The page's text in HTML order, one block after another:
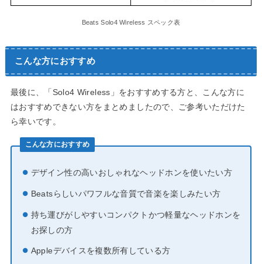
Beats Solo4 Wireless スペック表
こんな方におすすめ
最後に、「Solo4 Wireless」をおすすめする方と、こんな方に
はおすすめできない方をまとめましたので、ご参考いただけた
ら幸いです。
こんな方におすすめ
デザイン性の高いおしゃれなヘッドホンを使いたい方
Beatsらしいパワフルな音質で音楽を楽しみたい方
持ち運びがしやすいコンパクトかつ軽量なヘッドホンを
お探しの方
Appleデバイスを複数所有している方